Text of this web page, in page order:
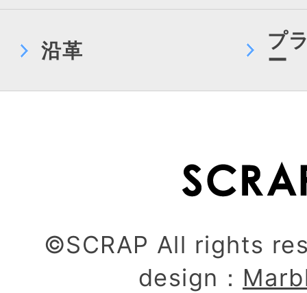
沿革
プ
ー
©SCRAP All rights
design：